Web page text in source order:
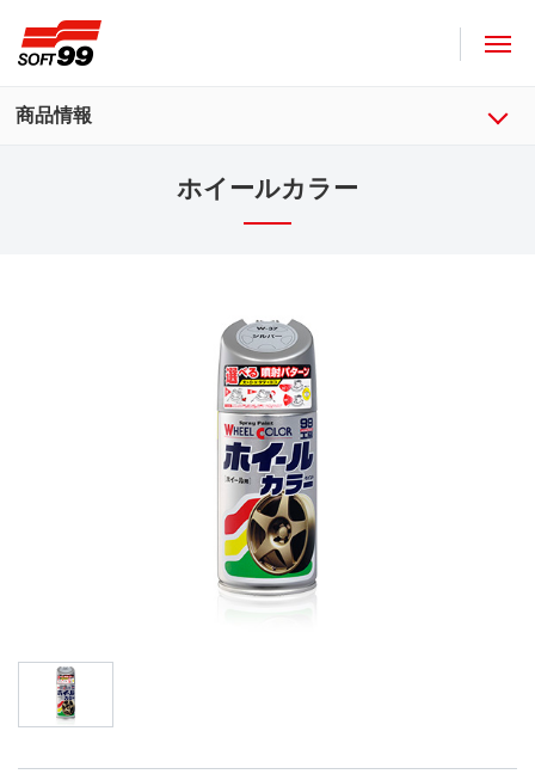
商品情報
ホイールカラー